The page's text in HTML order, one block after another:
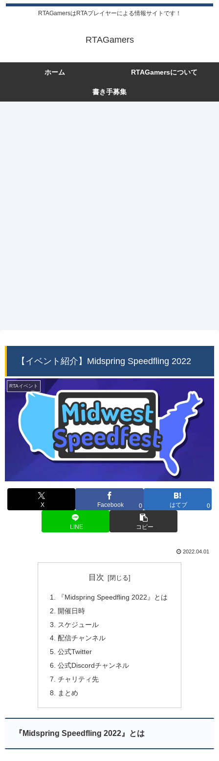
RTAGamersはRTAプレイヤーによる情報サイトです！
RTAGamers
ホーム RTAGamersについて
書き手募集
【イベント紹介】Midspring Speedfling 2022
RTAイベント
X Facebook 0 はてブ 0
LINE コピー
2022.04.01
目次
『Midspring Speedfling 2022』とは
開催日時
スケジュール
配信チャンネル
公式Twitter
公式Discordチャンネル
チャリティ先
まとめ
『Midspring Speedfling 2022』とは